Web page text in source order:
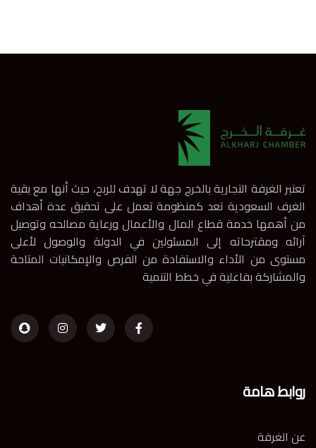
تعتبر الغرفة التجارية بالخرج جهة لا تهدف للربح، حيث أنها مع بقية
الغرف السعودية تعد كمنظومة تعمل على تحقيق عدة أهداف
من أهمها خدمة قطاع المال والأعمال ورعاية مصالحه وتوصيل
آرائه ومقترحاته إلى المسئولين في الدولة والوصول لأعلى
مستوى من الأداء والاستفادة من الفرص والإمكانيات المتاحة
والمشاركة بفاعلية في خطط التنمية
روابط هامة
عن الغرفة